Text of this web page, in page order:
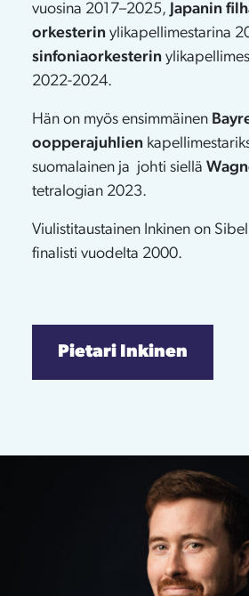
vuosina 2017–2025, Japanin
orkesterinylikapellimestarina
sinfoniaorkesterin
2022-2024.
Hän on myös ensimmäinen
oopperajuhlien
suomalainen ja johti siellä
tetralogian 2023.
Viulistitaustainen Inkinen on
finalisti vuodelta 2000.
Pietari Inkinen